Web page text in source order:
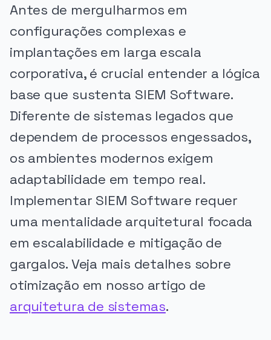
Antes de mergulharmos em
configurações complexas e
implantações em larga escala
corporativa, é crucial entender a lógica
base que sustenta SIEM Software.
Diferente de sistemas legados que
dependem de processos engessados,
os ambientes modernos exigem
adaptabilidade em tempo real.
Implementar SIEM Software requer
uma mentalidade arquitetural focada
em escalabilidade e mitigação de
gargalos. Veja mais detalhes sobre
otimização em nosso artigo de
arquitetura de sistemas.